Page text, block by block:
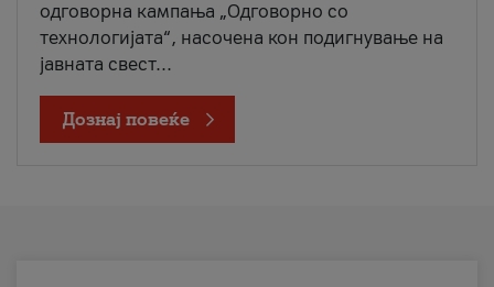
одговорна кампања „Одговорно со
технологијата“, насочена кон подигнување на
јавната свест...
Дознај повеќе